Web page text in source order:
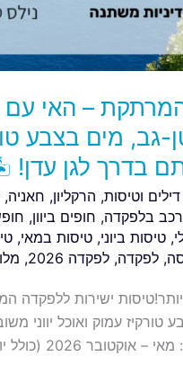
מים בצבע
דילים וטיסות, הרקליון, חאניה,
בלפקדה, חופים ביוון,
, טיסות ביוני, טיסות במאי,
, לפקדה, לפקדה 2026 ,
וחגי תשרי!) 🧳 כבודה: שימו […]